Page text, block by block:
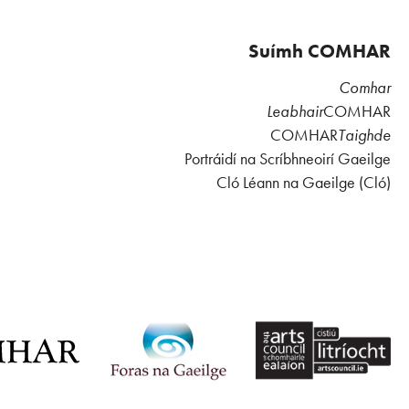
Suímh COMHAR
Comhar
LeabhairCOMHAR
COMHARTaighde
Portráidí na Scríbhneoirí Gaeilge
Cló Léann na Gaeilge (Cló)